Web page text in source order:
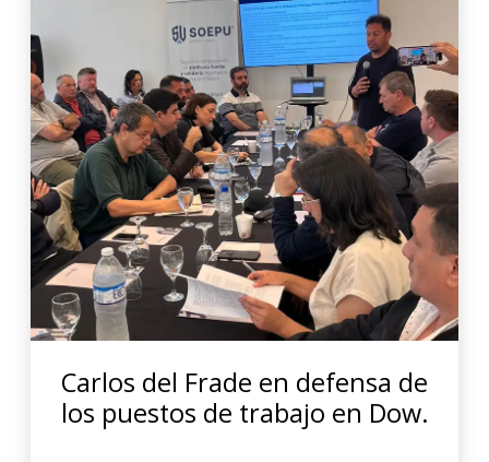
Carlos del Frade en defensa de
los puestos de trabajo en Dow.